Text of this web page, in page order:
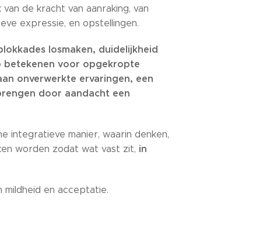
de kracht van aanraking, van
expressie, en opstellingen.
losmaken, duidelijkheid
betekenen voor opgekropte
onverwerkte ervaringen, een
door aandacht een
integratieve manier, waarin denken,
worden zodat wat vast zit, in
mildheid en acceptatie.